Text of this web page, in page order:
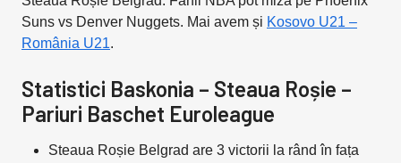
Suns vs Denver Nuggets. Mai avem și Kosovo U21 –
România U21.
Statistici Baskonia – Steaua Roșie –
Pariuri Baschet Euroleague
Steaua Roșie Belgrad are 3 victorii la rând în fața